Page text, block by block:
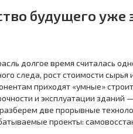
будущего
долгое время считалась
следа, рост стоимости
приходят «умные»
и эксплуатации зданий
две прорывные
проекты: